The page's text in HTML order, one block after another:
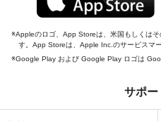
Appleのロゴ、App Storeは、米国もしくは
す。App Storeは、Apple Inc.のサービスマー
Google Play および Google Play ロゴは
サポー